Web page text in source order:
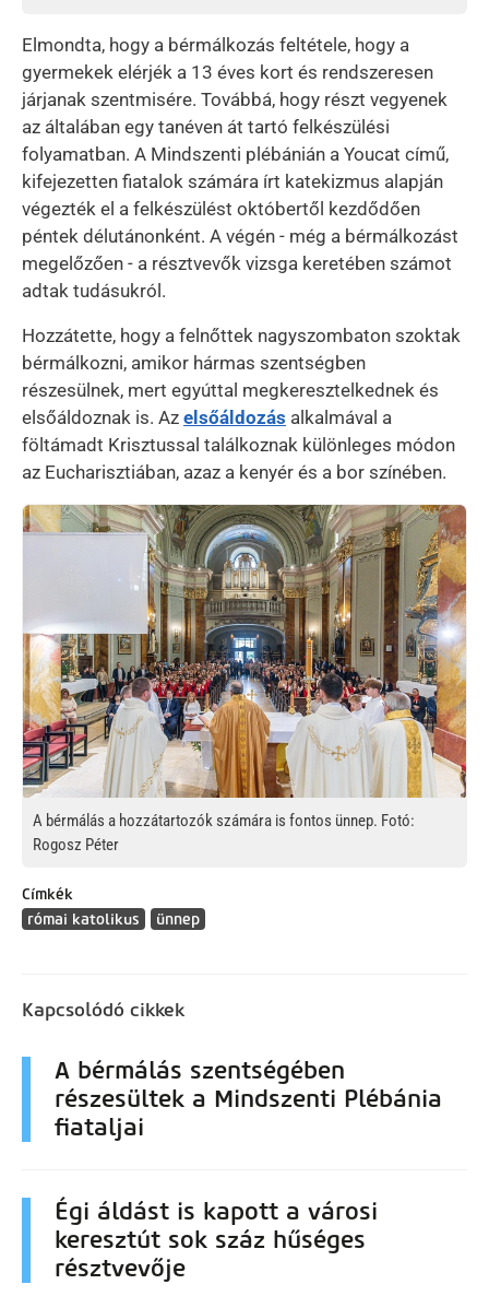
Elmondta, hogy a bérmálkozás feltétele, hogy a
gyermekek elérjék a 13 éves kort és rendszeresen
járjanak szentmisére. Továbbá, hogy részt vegyenek
az általában egy tanéven át tartó felkészülési
folyamatban. A Mindszenti plébánián a Youcat című,
kifejezetten fiatalok számára írt katekizmus alapján
végezték el a felkészülést októbertől kezdődően
péntek délutánonként. A végén - még a bérmálkozást
megelőzően - a résztvevők vizsga keretében számot
adtak tudásukról.
Hozzátette, hogy a felnőttek nagyszombaton szoktak
bérmálkozni, amikor hármas szentségben
részesülnek, mert egyúttal megkeresztelkednek és
elsőáldoznak is. Az elsőáldozás alkalmával a
föltámadt Krisztussal találkoznak különleges módon
az Eucharisztiában, azaz a kenyér és a bor színében.
Kép
A bérmálás a hozzátartozók számára is fontos ünnep. Fotó:
Rogosz Péter
Címkék
római katolikus
ünnep
Kapcsolódó cikkek
A bérmálás szentségében
részesültek a Mindszenti Plébánia
fiataljai
Égi áldást is kapott a városi
keresztút sok száz hűséges
résztvevője